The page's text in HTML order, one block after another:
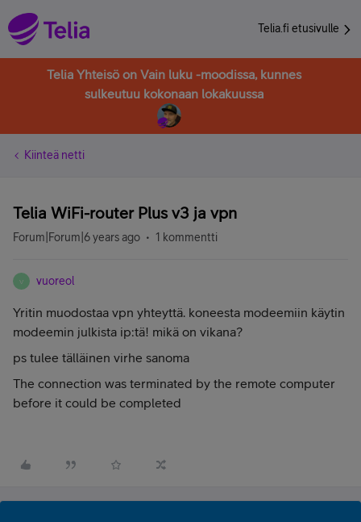
Telia.fi etusivulle
Telia Yhteisö on Vain luku -moodissa, kunnes
sulkeutuu kokonaan lokakuussa
Kiinteä netti
Telia WiFi-router Plus v3 ja vpn
Forum|Forum|6 years ago 1 kommentti
V vuoreol
Yritin muodostaa vpn yhteyttä. koneesta modeemiin käytin
modeemin julkista ip:tä! mikä on vikana?
ps tulee tälläinen virhe sanoma
The connection was terminated by the remote computer
before it could be completed